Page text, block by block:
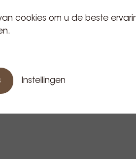
cookies om u de beste
Instellingen